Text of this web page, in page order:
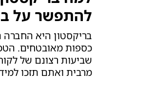
להתפשר על
בריקסטון היא
כספות מאובטחים.
שביעות רצונם של
מרבית ואתם תזכו